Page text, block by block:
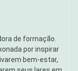
de formação.
por inspirar
bem-estar,